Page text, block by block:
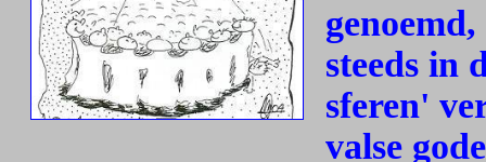
steeds in
sferen'
valse